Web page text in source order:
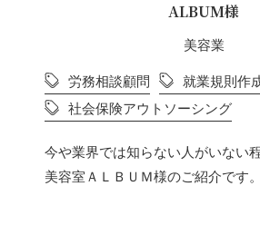
ALBUM様
美容業
労務相談顧問
就業規則作
社会保険アウトソーシング
今や業界では知らない人がいない
美容室ＡＬＢＵＭ様のご紹介です